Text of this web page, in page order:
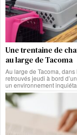
Une trentaine de
au large de Tacoma
Au large de Tacoma,
retrouvés jeudi à bord
un environnement